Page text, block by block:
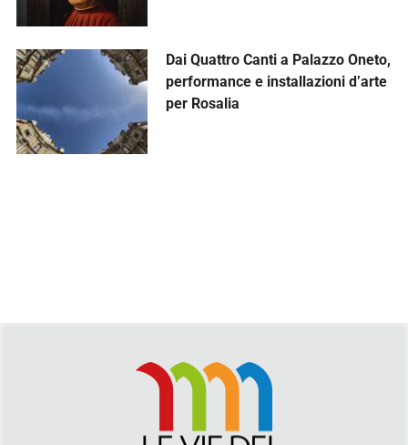
Dai Quattro Canti a Palazzo Oneto,
performance e installazioni d’arte
per Rosalia